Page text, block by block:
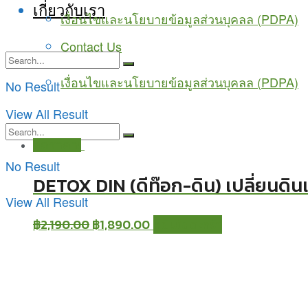
เกี่ยวกับเรา
Contact Us
เงื่อนไขและนโยบายข้อมูลส่วนบุคลล (PDPA)
No Result
View All Result
เงื่อนไขและนโยบายข้อมูลส่วนบุคลล (PDPA)
No Result
View All Result
DETOX DIN (ดีท๊อก-ดิน) เปลี่ยนดิ
฿2,190.00฿1,890.00